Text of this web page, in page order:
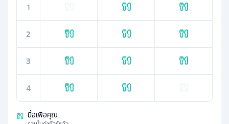
1
2
3
4
มื้อเพื่อคุณ